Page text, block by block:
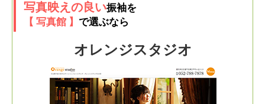
写真映えの良い振袖を
【 写真館 】 で選ぶなら
オレンジスタジオ